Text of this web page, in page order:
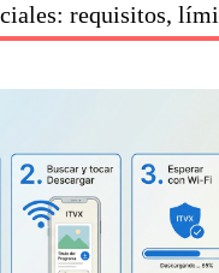
requisitos,